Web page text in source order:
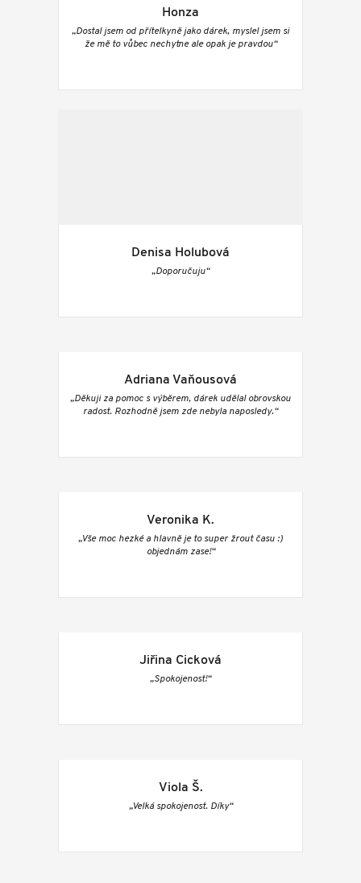
Honza
„Dostal jsem od přítelkyně jako dárek, myslel jsem si
že mě to vůbec nechytne ale opak je pravdou“
Denisa Holubová
„Doporučuju“
Adriana Vaňousová
„Děkuji za pomoc s výběrem, dárek udělal obrovskou
radost. Rozhodně jsem zde nebyla naposledy.“
Veronika K.
„Vše moc hezké a hlavně je to super žrout času :)
objednám zase!“
Jiřina Cicková
„Spokojenost!“
Viola Š.
„Velká spokojenost. Díky“